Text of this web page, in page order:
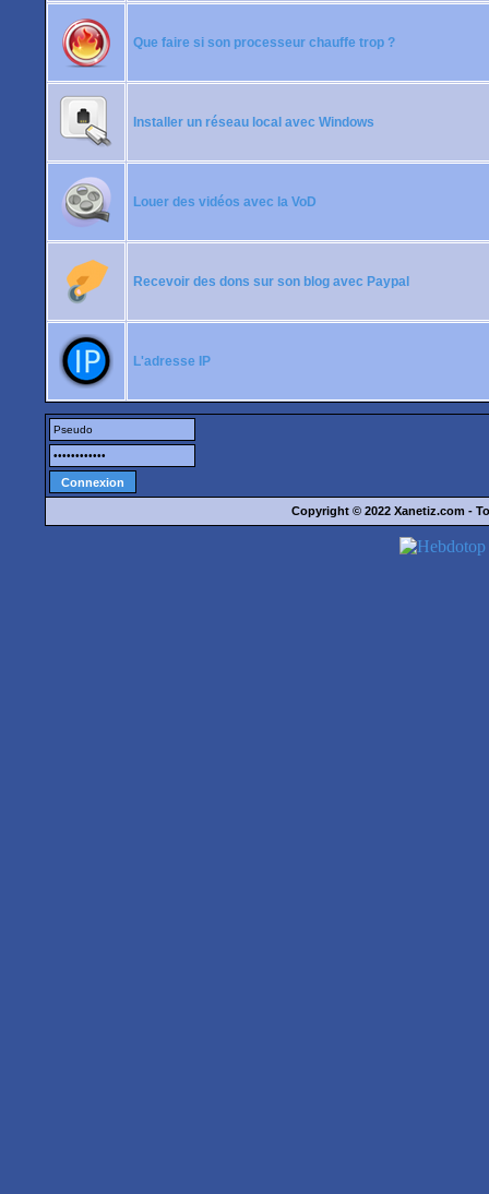
Que faire si son processeur chauffe trop ?
Installer un réseau local avec Windows
Louer des vidéos avec la VoD
Recevoir des dons sur son blog avec Paypal
L'adresse IP
Copyright © 2022 Xanetiz.com -